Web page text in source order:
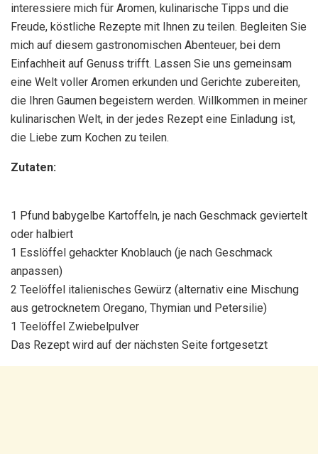
interessiere mich für Aromen, kulinarische Tipps und die
Freude, köstliche Rezepte mit Ihnen zu teilen. Begleiten Sie
mich auf diesem gastronomischen Abenteuer, bei dem
Einfachheit auf Genuss trifft. Lassen Sie uns gemeinsam
eine Welt voller Aromen erkunden und Gerichte zubereiten,
die Ihren Gaumen begeistern werden. Willkommen in meiner
kulinarischen Welt, in der jedes Rezept eine Einladung ist,
die Liebe zum Kochen zu teilen.
Zutaten:
1 Pfund babygelbe Kartoffeln, je nach Geschmack geviertelt
oder halbiert
1 Esslöffel gehackter Knoblauch (je nach Geschmack
anpassen)
2 Teelöffel italienisches Gewürz (alternativ eine Mischung
aus getrocknetem Oregano, Thymian und Petersilie)
1 Teelöffel Zwiebelpulver
Das Rezept wird auf der nächsten Seite fortgesetzt